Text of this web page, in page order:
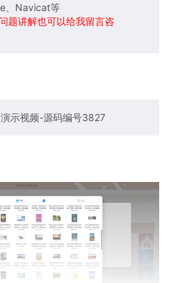
、Navicat等
题讲解也可以给我留言咨
示视频-源码编号3827